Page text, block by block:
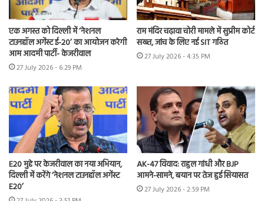
एक अगस्त को दिल्ली में ‘नेशनल
टाउनहॉल अगेंस्ट ई-20’ का आयोजन करेगी
आम आदमी पार्टी- केजरीवाल
27 July 2026 - 6:29 PM
राम मंदिर चढ़ावा चोरी मामले में सुप्रीम कोर्ट
सख्त, जांच के लिए नई SIT गठित
27 July 2026 - 4:35 PM
E20 मुद्दे पर केजरीवाल का नया अभियान,
दिल्ली में करेंगे ‘नेशनल टाउनहॉल अगेंस्ट
E20’
AK-47 विवाद: राहुल गांधी और BJP
आमने-सामने, बयान पर तेज हुई सियासत
27 July 2026 - 2:59 PM